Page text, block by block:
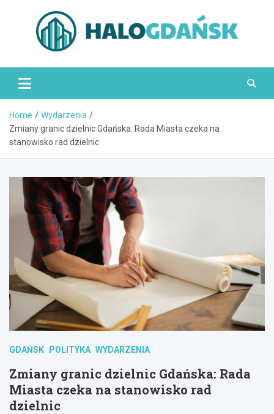
HaloGdańsk.pl
Home
Wydarzenia
Zmiany granic dzielnic Gdańska: Rada Miasta czeka na
stanowisko rad dzielnic
GDAŃSK POLITYKA WYDARZENIA
Zmiany granic dzielnic Gdańska: Rada
Miasta czeka na stanowisko rad
dzielnic